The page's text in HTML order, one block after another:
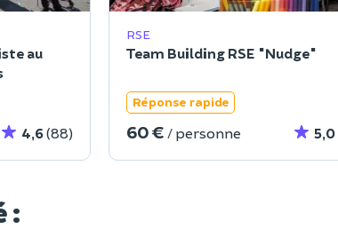
au
4,6(88)
RSE
Team Building RSE "Nudge"
Réponse rapide
60 € / personne 5,0
: